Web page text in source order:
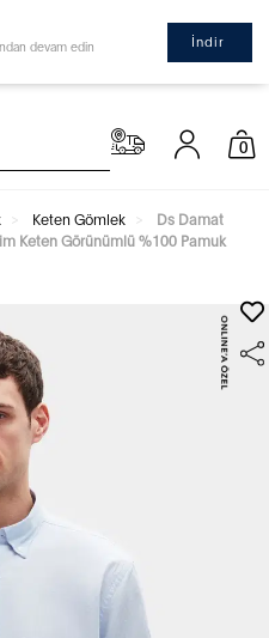
devam edin İndir
0
Keten Gömlek
Ds Damat
Keten Görünümlü %100 Pamuk